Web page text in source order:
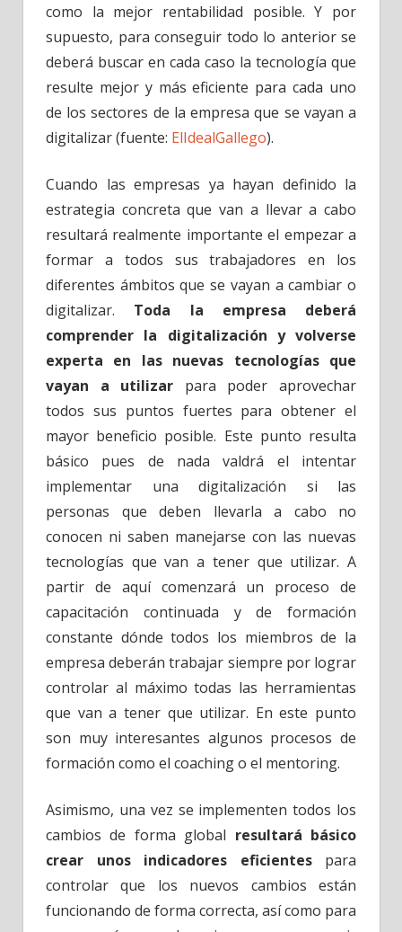
como la mejor rentabilidad posible. Y por
supuesto, para conseguir todo lo anterior se
deberá buscar en cada caso la tecnología que
resulte mejor y más eficiente para cada uno
de los sectores de la empresa que se vayan a
digitalizar (fuente: ElIdealGallego).
Cuando las empresas ya hayan definido la
estrategia concreta que van a llevar a cabo
resultará realmente importante el empezar a
formar a todos sus trabajadores en los
diferentes ámbitos que se vayan a cambiar o
digitalizar. Toda la empresa deberá
comprender la digitalización y volverse
experta en las nuevas tecnologías que
vayan a utilizar para poder aprovechar
todos sus puntos fuertes para obtener el
mayor beneficio posible. Este punto resulta
básico pues de nada valdrá el intentar
implementar una digitalización si las
personas que deben llevarla a cabo no
conocen ni saben manejarse con las nuevas
tecnologías que van a tener que utilizar. A
partir de aquí comenzará un proceso de
capacitación continuada y de formación
constante dónde todos los miembros de la
empresa deberán trabajar siempre por lograr
controlar al máximo todas las herramientas
que van a tener que utilizar. En este punto
son muy interesantes algunos procesos de
formación como el coaching o el mentoring.
Asimismo, una vez se implementen todos los
cambios de forma global resultará básico
crear unos indicadores eficientespara
controlar que los nuevos cambios están
funcionando de forma correcta, así como para